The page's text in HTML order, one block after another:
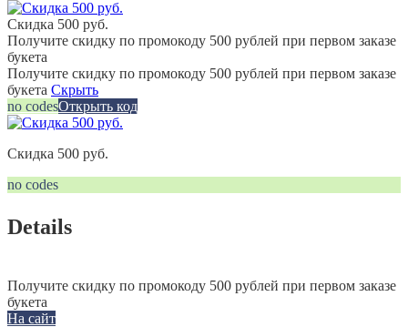
Скидка 500 руб.
Получите скидку по промокоду 500 рублей при первом заказе
букета
Получите скидку по промокоду 500 рублей при первом заказе
букета Скрыть
no codesОткрыть код
Скидка 500 руб.
no codes
Details
Получите скидку по промокоду 500 рублей при первом заказе
букета
На сайт